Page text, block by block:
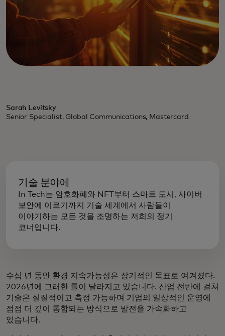
Sarah Levitsky
Senior Specialist, Global Communications, Mastercard
기술 분야에
In Tech는 암호화폐와 NFT부터 스마트 도시, 사이버
보안에 이르기까지 기술 세계에서 사람들이
이야기하는 모든 것을 조명하는 저희의 정기
코너입니다.
수십 년 동안 환경 지속가능성은 장기적인 목표로 여겨졌다.
2026년에 그러한 틀이 달라지고 있습니다. 산업 전반에 걸쳐
기술은 실질적이고 측정 가능하며 기업의 일상적인 운영에
점점 더 깊이 통합되는 방식으로 발전을 가속화하고
있습니다.